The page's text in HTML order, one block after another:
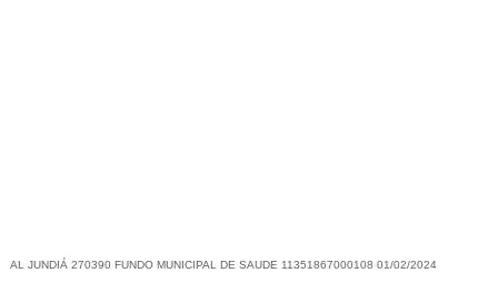
AL JUNDIÁ 270390 FUNDO MUNICIPAL DE SAUDE 11351867000108 01/02/2024